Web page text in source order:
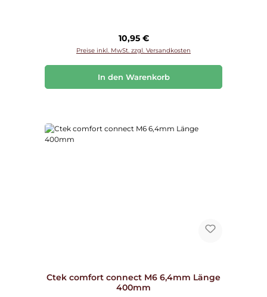
Regulärer Preis:
10,95 €
Preise inkl. MwSt. zzgl. Versandkosten
In den Warenkorb
Ctek comfort connect M6 6,4mm Länge
400mm